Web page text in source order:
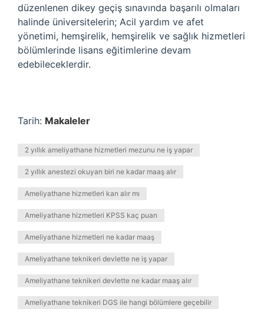
düzenlenen dikey geçiş sınavında başarılı olmaları
halinde üniversitelerin; Acil yardım ve afet
yönetimi, hemşirelik, hemşirelik ve sağlık hizmetleri
bölümlerinde lisans eğitimlerine devam
edebileceklerdir.
Tarih: Makaleler
2 yıllık ameliyathane hizmetleri mezunu ne iş yapar
2 yıllık anestezi okuyan biri ne kadar maaş alır
Ameliyathane hizmetleri kan alır mı
Ameliyathane hizmetleri KPSS kaç puan
Ameliyathane hizmetleri ne kadar maaş
Ameliyathane teknikeri devlette ne iş yapar
Ameliyathane teknikeri devlette ne kadar maaş alır
Ameliyathane teknikeri DGS ile hangi bölümlere geçebilir